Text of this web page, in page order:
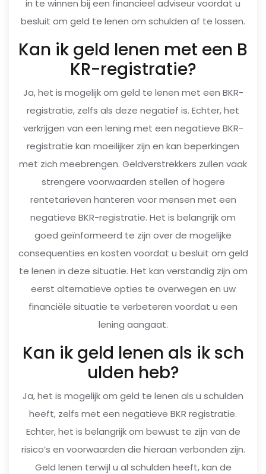
in te winnen bij een financieel adviseur voordat u
besluit om geld te lenen om schulden af te lossen.
Kan ik geld lenen met een B
KR-registratie?
Ja, het is mogelijk om geld te lenen met een BKR-
registratie, zelfs als deze negatief is. Echter, het
verkrijgen van een lening met een negatieve BKR-
registratie kan moeilijker zijn en kan beperkingen
met zich meebrengen. Geldverstrekkers zullen vaak
strengere voorwaarden stellen of hogere
rentetarieven hanteren voor mensen met een
negatieve BKR-registratie. Het is belangrijk om
goed geïnformeerd te zijn over de mogelijke
consequenties en kosten voordat u besluit om geld
te lenen in deze situatie. Het kan verstandig zijn om
eerst alternatieve opties te overwegen en uw
financiële situatie te verbeteren voordat u een
lening aangaat.
Kan ik geld lenen als ik sch
ulden heb?
Ja, het is mogelijk om geld te lenen als u schulden
heeft, zelfs met een negatieve BKR registratie.
Echter, het is belangrijk om bewust te zijn van de
risico’s en voorwaarden die hieraan verbonden zijn.
Geld lenen terwijl u al schulden heeft, kan de